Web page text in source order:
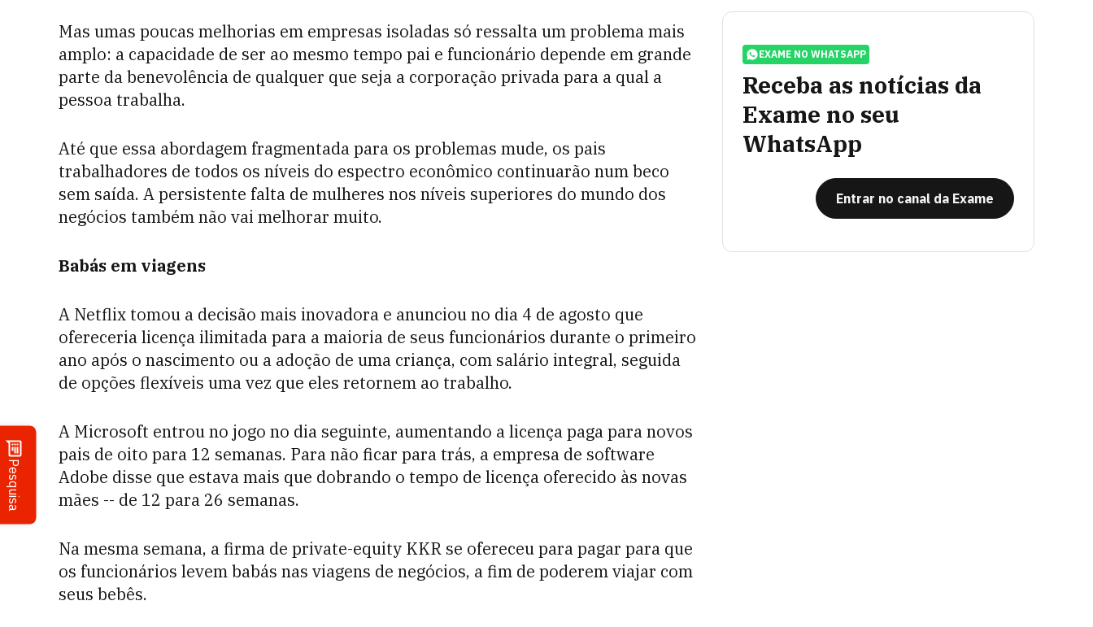
Pesquisa
Mas umas poucas melhorias em empresas isoladas só ressalta um problema mais
amplo: a capacidade de ser ao mesmo tempo pai e funcionário depende em grande
parte da benevolência de qualquer que seja a corporação privada para a qual a
pessoa trabalha.
Até que essa abordagem fragmentada para os problemas mude, os pais
trabalhadores de todos os níveis do espectro econômico continuarão num beco
sem saída. A persistente falta de mulheres nos níveis superiores do mundo dos
negócios também não vai melhorar muito.
Babás em viagens
A Netflix tomou a decisão mais inovadora e anunciou no dia 4 de agosto que
ofereceria licença ilimitada para a maioria de seus funcionários durante o primeiro
ano após o nascimento ou a adoção de uma criança, com salário integral, seguida
de opções flexíveis uma vez que eles retornem ao trabalho.
A Microsoft entrou no jogo no dia seguinte, aumentando a licença paga para novos
pais de oito para 12 semanas. Para não ficar para trás, a empresa de software
Adobe disse que estava mais que dobrando o tempo de licença oferecido às novas
mães -- de 12 para 26 semanas.
Na mesma semana, a firma de private-equity KKR se ofereceu para pagar para que
os funcionários levem babás nas viagens de negócios, a fim de poderem viajar com
seus bebês.
EXAME NO WHATSAPP
Receba as notícias da
Exame no seu
WhatsApp
Entrar no canal da Exame